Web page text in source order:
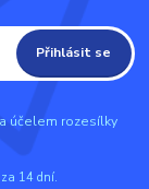
Přihlásit se
účelem rozesílky
14 dní.